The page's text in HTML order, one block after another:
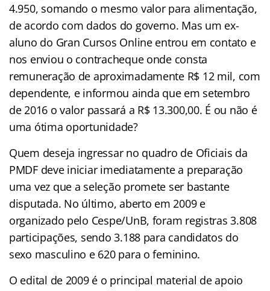
4.950, somando o mesmo valor para alimentação,
de acordo com dados do governo. Mas um ex-
aluno do Gran Cursos Online entrou em contato e
nos enviou o contracheque onde consta
remuneração de aproximadamente R$ 12 mil, com
dependente, e informou ainda que em setembro
de 2016 o valor passará a R$ 13.300,00. É ou não é
uma ótima oportunidade?
Quem deseja ingressar no quadro de Oficiais da
PMDF deve iniciar imediatamente a preparação
uma vez que a seleção promete ser bastante
disputada. No último, aberto em 2009 e
organizado pelo Cespe/UnB, foram registras 3.808
participações, sendo 3.188 para candidatos do
sexo masculino e 620 para o feminino.
O edital de 2009 é o principal material de apoio